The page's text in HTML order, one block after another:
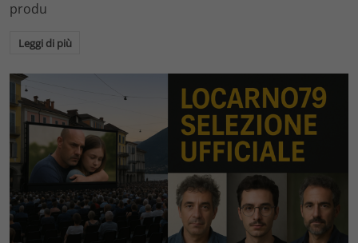
produ
Leggi di più